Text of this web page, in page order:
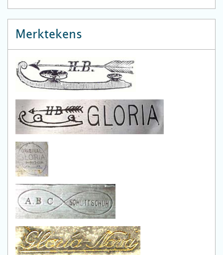
Merktekens